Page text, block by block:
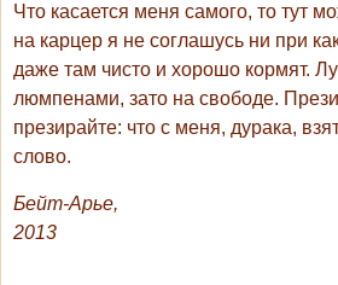
Что касается меня самого, то тут
на карцер я не соглашусь ни при
даже там чисто и хорошо кормят.
люмпенами, зато на свободе.
презирайте: что с меня, дурака,
слово.
Бейт-Арье,
2013